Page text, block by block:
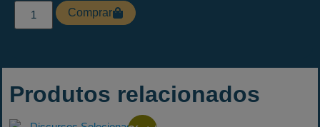
Comprar
Produtos relacionados